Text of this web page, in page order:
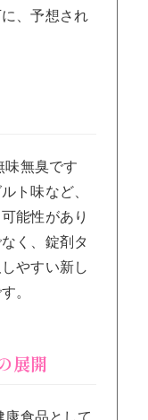
、予想され
味無臭です
ト味など、
能性があり
く、錠剤タ
やすい新し
。
展開
食品として